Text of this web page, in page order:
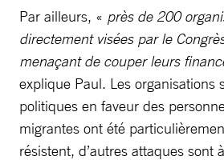
Par ailleurs, « près de 200
directement visées par le
menaçant de couper leurs
explique Paul. Les organisations
politiques en faveur des
migrantes ont été
résistent, d’autres attaques sont